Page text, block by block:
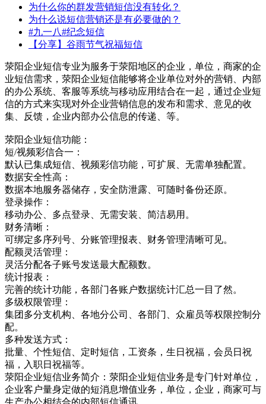
为什么你的群发营销短信没有转化？
为什么说短信营销还是有必要做的？
#九一八#纪念短信
【分享】谷雨节气祝福短信
荥阳企业短信专业为服务于荥阳地区的企业，单位，商家的企
业短信需求，荥阳企业短信能够将企业单位对外的营销、内部
的办公系统、客服等系统与移动应用结合在一起，通过企业短
信的方式来实现对外企业营销信息的发布和需求、意见的收
集、反馈，企业内部办公信息的传递、等。
荥阳企业短信功能：
短/视频彩信合一：
默认已集成短信、视频彩信功能，可扩展、无需单独配置。
数据安全性高：
数据本地服务器储存，安全防泄露、可随时备份还原。
登录操作：
移动办公、多点登录、无需安装、简洁易用。
财务清晰：
可绑定多序列号、分账管理报表、财务管理清晰可见。
配额灵活管理：
灵活分配各子账号发送最大配额数。
统计报表：
完善的统计功能，各部门各账户数据统计汇总一目了然。
多级权限管理：
集团多分支机构、各地分公司、各部门、众雇员等权限控制分
配。
多种发送方式：
批量、个性短信、定时短信，工资条，生日祝福，会员日祝
福，入职日祝福等。
荥阳企业短信业务简介：荥阳企业短信业务是专门针对单位，
企业客户量身定做的短消息增值业务，单位，企业，商家可与
生产办公相结合的内部短信通讯，